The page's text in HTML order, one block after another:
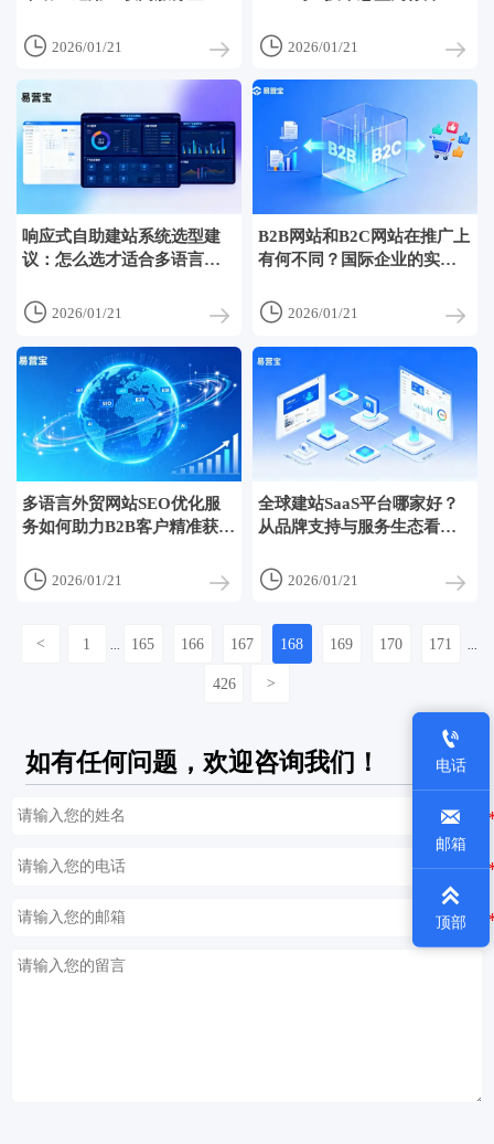
 2026/01/21  2026/01/21
响应式自助建站系统选型建
议：怎么选才适合多语言广
 2026/01/21
B2B网站和B2C网站在推广上
有何不同？国际企业的实战
 2026/01/21
多语言外贸网站SEO优化服
务如何助力B2B客户精准获取
 2026/01/21
全球建站SaaS平台哪家好？
从品牌支持与服务生态看差
 2026/01/21
< 1 165 166 167 168 169 170 171
426 >
如有任何问题，欢迎咨询我们！

电话

邮箱

顶部